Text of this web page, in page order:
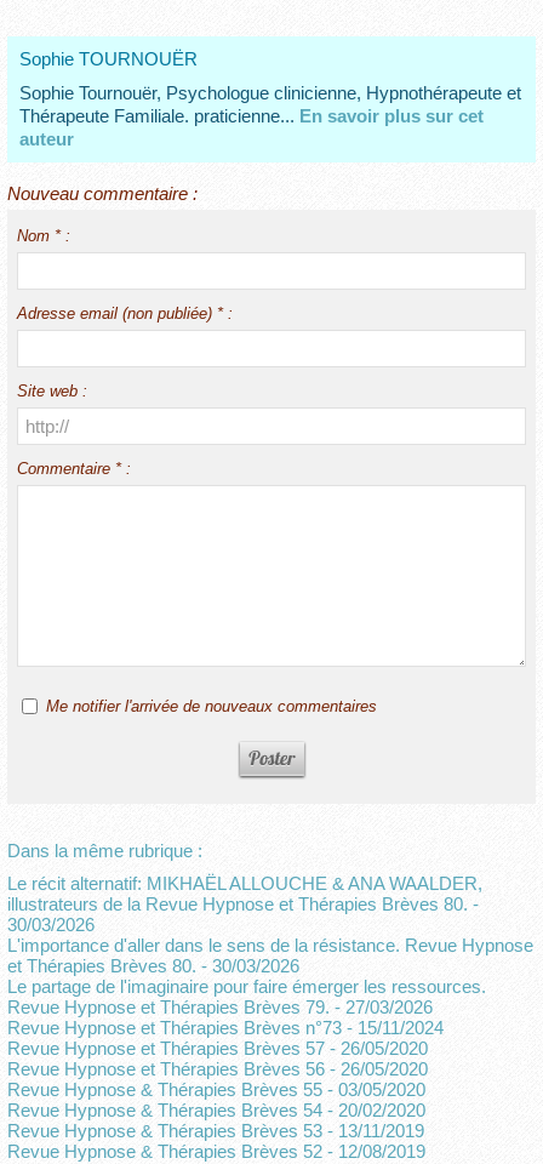
Sophie TOURNOUËR
Sophie Tournouër, Psychologue clinicienne, Hypnothérapeute et
Thérapeute Familiale. praticienne... En savoir plus sur cet
auteur
Nouveau commentaire :
Nom * :
Adresse email (non publiée) * :
Site web :
Commentaire * :
Me notifier l'arrivée de nouveaux commentaires
Dans la même rubrique :
Le récit alternatif: MIKHAËL ALLOUCHE & ANA WAALDER,
illustrateurs de la Revue Hypnose et Thérapies Brèves 80. -
30/03/2026
L'importance d'aller dans le sens de la résistance. Revue Hypnose
et Thérapies Brèves 80. - 30/03/2026
Le partage de l'imaginaire pour faire émerger les ressources.
Revue Hypnose et Thérapies Brèves 79. - 27/03/2026
Revue Hypnose et Thérapies Brèves n°73 - 15/11/2024
Revue Hypnose et Thérapies Brèves 57 - 26/05/2020
Revue Hypnose et Thérapies Brèves 56 - 26/05/2020
Revue Hypnose & Thérapies Brèves 55 - 03/05/2020
Revue Hypnose & Thérapies Brèves 54 - 20/02/2020
Revue Hypnose & Thérapies Brèves 53 - 13/11/2019
Revue Hypnose & Thérapies Brèves 52 - 12/08/2019